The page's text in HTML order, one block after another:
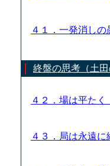
４１．一発消し
終盤の思考（土田
４２．場は平た
４３．局は永遠